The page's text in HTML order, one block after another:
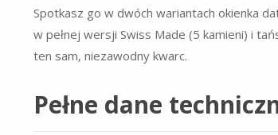
Spotkasz go w dwóch wariantach okienka
w pełnej wersji Swiss Made (5 kamieni) i
ten sam, niezawodny kwarc.
Pełne dane